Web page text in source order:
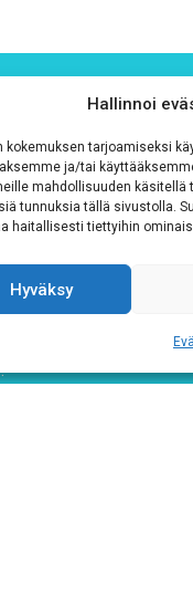
Hallinnoi
kokemuksen tarjoamiseksi
ja/tai
mahdollisuuden
tunnuksia tällä sivustolla.
haitallisesti tiettyihin
Hyväksy